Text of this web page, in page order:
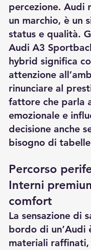
percezione. Audi
un marchio, è un
status e qualità.
Audi A3
hybrid significa
attenzione
rinunciare al
fattore che parla
emozionale e
decisione anche
bisogno di
Percorso
Interni
comfort
La sensazione di
bordo di un’Audi
materiali raffinati,